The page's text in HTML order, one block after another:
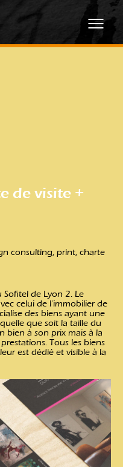
de visite +
consulting, print, charte
Sofitel de Lyon 2. Le
celui de l'immobilier de
des biens ayant une
que soit la taille du
bien à son prix mais à la
Tous les biens
est dédié et visible à la